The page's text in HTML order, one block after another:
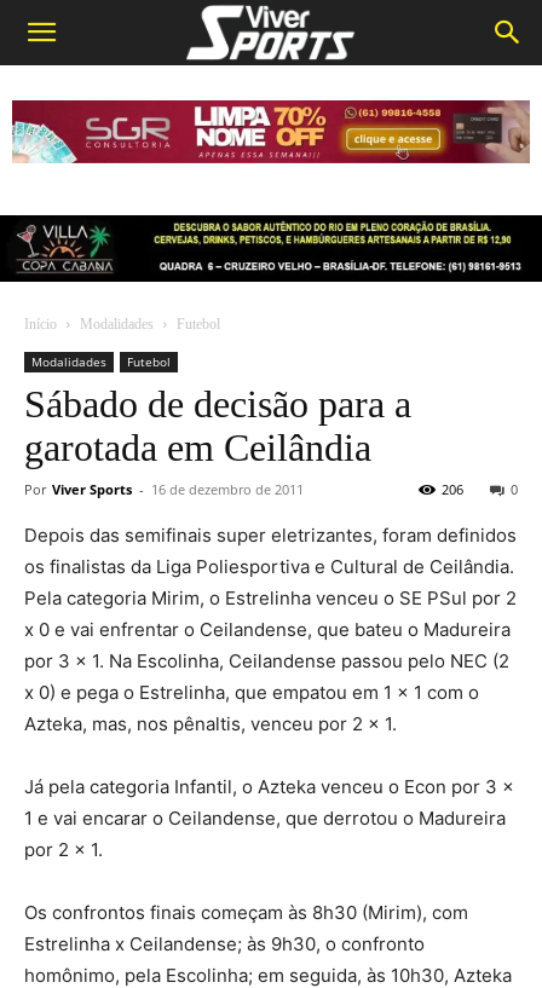
Início Modalidades Futebol
Modalidades Futebol
Sábado de decisão para a
garotada em Ceilândia
Por Viver Sports - 16 de dezembro de 2011 0
206
Depois das semifinais super eletrizantes, foram definidos
os finalistas da Liga Poliesportiva e Cultural de Ceilândia.
Pela categoria Mirim, o Estrelinha venceu o SE PSul por 2
x 0 e vai enfrentar o Ceilandense, que bateu o Madureira
por 3 x 1. Na Escolinha, Ceilandense passou pelo NEC (2
x 0) e pega o Estrelinha, que empatou em 1 x 1 com o
Azteka, mas, nos pênaltis, venceu por 2 x 1.
Já pela categoria Infantil, o Azteka venceu o Econ por 3 x
1 e vai encarar o Ceilandense, que derrotou o Madureira
por 2 x 1.
Os confrontos finais começam às 8h30 (Mirim), com
Estrelinha x Ceilandense; às 9h30, o confronto
homônimo, pela Escolinha; em seguida, às 10h30, Azteka